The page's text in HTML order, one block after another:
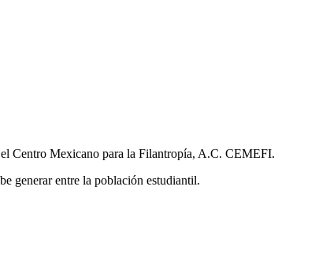
Centro Mexicano para la Filantropía, A.C. CEMEFI.
generar entre la población estudiantil.